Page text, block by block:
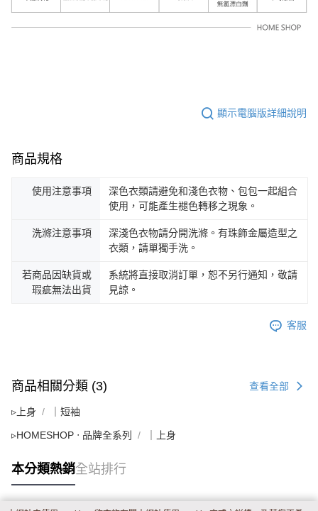
顯示電腦版詳細說明
商品規格
使用注意事項
深色衣類請避免和淺色衣物、包包一起組合
使用，可能產生褪色轉移之現象。
洗滌注意事項
深淺色衣物請分開洗滌。有珠飾金屬造型之
衣類，請單獨手洗。
若商品因缺貨或
瑕疵無法出貨
系統將直接取消訂單，恕不另行通知，敬請
見諒。
客服
商品相關分類 (3) 查看全部
▹上身 ｜短袖
▹HOMESHOP ‧ 品牌全系列 ｜上身
本分類熱銷全站排行